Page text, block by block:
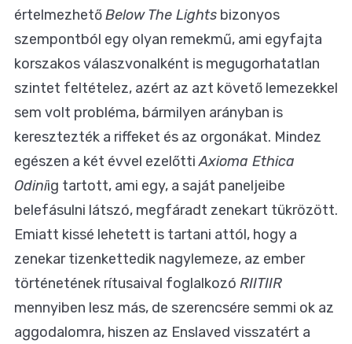
értelmezhetőBelow The Lights bizonyos
szempontból egy olyan remekmű, ami egyfajta
korszakos válaszvonalként is megugorhatatlan
szintet feltételez, azért az azt követő lemezekkel
sem volt probléma, bármilyen arányban is
keresztezték a riffeket és az orgonákat. Mindez
egészen a két évvel ezelőttiAxioma Ethica
Odiniig tartott, ami egy, a saját paneljeibe
belefásulni látszó, megfáradt zenekart tükrözött.
Emiatt kissé lehetett is tartani attól, hogy a
zenekar tizenkettedik nagylemeze, az ember
történetének rítusaival foglalkozó RIITIIR
mennyiben lesz más, de szerencsére semmi ok az
aggodalomra, hiszen az Enslaved visszatért a